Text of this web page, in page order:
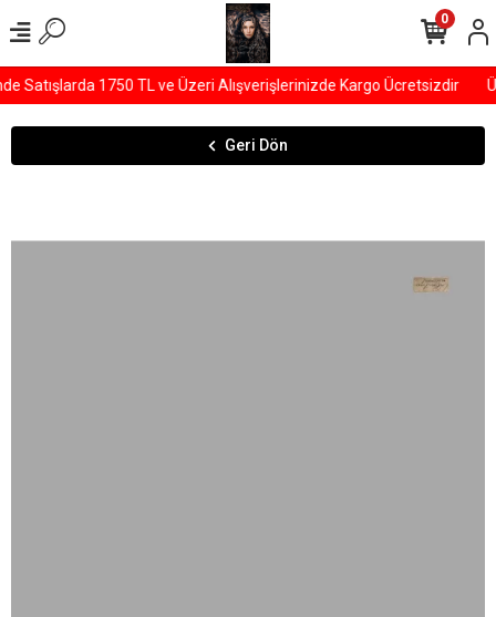
Satışlarda 1750 TL ve Üzeri Alışverişlerinizde Kargo Ücretsizdir
0
Geri Dön